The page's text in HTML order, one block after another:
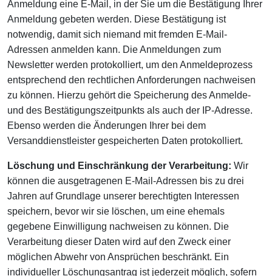
Anmeldung eine E-Mail, in der Sie um die Bestätigung Ihrer
Anmeldung gebeten werden. Diese Bestätigung ist
notwendig, damit sich niemand mit fremden E-Mail-
Adressen anmelden kann. Die Anmeldungen zum
Newsletter werden protokolliert, um den Anmeldeprozess
entsprechend den rechtlichen Anforderungen nachweisen
zu können. Hierzu gehört die Speicherung des Anmelde-
und des Bestätigungszeitpunkts als auch der IP-Adresse.
Ebenso werden die Änderungen Ihrer bei dem
Versanddienstleister gespeicherten Daten protokolliert.
Löschung und Einschränkung der Verarbeitung: Wir
können die ausgetragenen E-Mail-Adressen bis zu drei
Jahren auf Grundlage unserer berechtigten Interessen
speichern, bevor wir sie löschen, um eine ehemals
gegebene Einwilligung nachweisen zu können. Die
Verarbeitung dieser Daten wird auf den Zweck einer
möglichen Abwehr von Ansprüchen beschränkt. Ein
individueller Löschungsantrag ist jederzeit möglich, sofern